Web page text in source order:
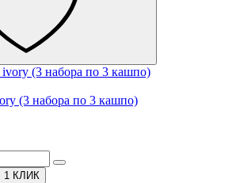
(3 набора по 3 кашпо)
1 КЛИК